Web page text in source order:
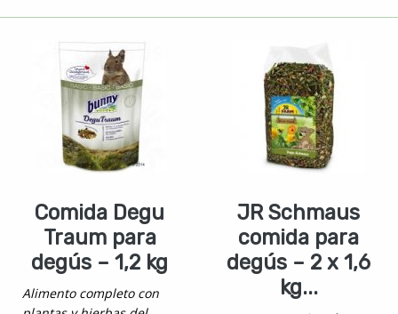
Comida Degu
Traum para
degús – 1,2 kg
Alimento completo con
JR Schmaus
comida para
degús – 2 x 1,6
kg...